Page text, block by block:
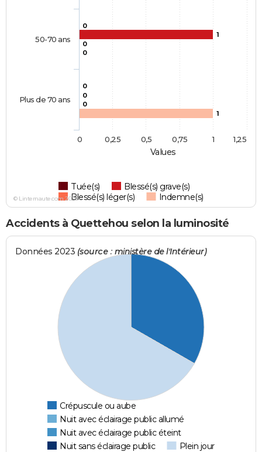
Values
0
0
1
0
0
0
0
1
Tuée(s)
Blessé(s) grave(s)
Blessé(s) léger(s)
Indemne(s)
50-70 ans
Plus de 70 ans
0 1
0,25 0,5 0,75 1,25
© Linternaute.com 2026
Accidents à Quettehou selon la luminosité
Données 2023 (source : ministère de l'Intérieur)
Crépuscule ou aube
Nuit avec éclairage public allumé
Nuit avec éclairage public éteint
Nuit sans éclairage public
Plein jour